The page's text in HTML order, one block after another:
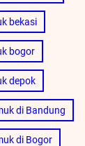
bekasi
bogor
depok
di Bandung
di Bogor